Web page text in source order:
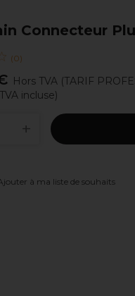
Connecteur
(0)
Hors TVA (TARIF
TVA incluse)
à ma liste de souhaits